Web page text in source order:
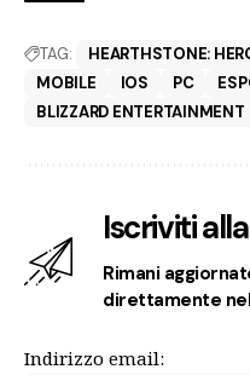
TAG: HEARTHSTONE:
MOBILE
IOS PC
BLIZZARD ENTERTAINMENT
Iscriviti
Rimani
direttamente
Indirizzo email: